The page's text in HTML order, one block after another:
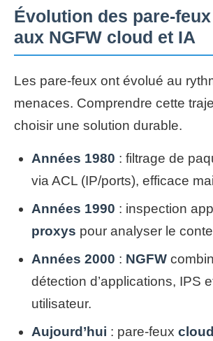
Évolution des pare-
aux NGFW cloud et IA
Les pare-feux ont évolué au
menaces. Comprendre cette
choisir une solution durable.
Années 1980 : filtrage de
via ACL (IP/ports), efficace
Années 1990 : inspection
proxys pour analyser le
Années 2000 : NGFW
détection d’applications, IPS
utilisateur.
Aujourd’hui : pare-feux